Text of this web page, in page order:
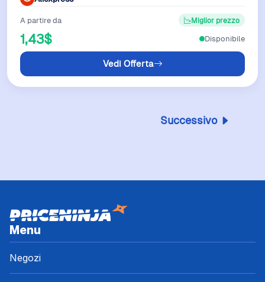
A partire da
1,43$
Miglior prezzo
Vedi Offerta
Disponibile
Successivo
Menu
Negozi